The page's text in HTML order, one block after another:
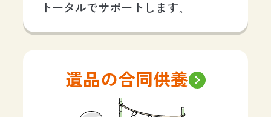
トータルでサポートします。
遺品の合同供養